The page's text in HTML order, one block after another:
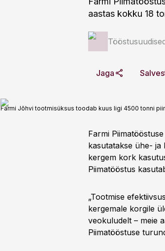
aastas kokku 18
Jaga
Farmi Jõhvi tootmisüksus toodab kuus ligi 4500 tonni
Farmi
kasutatakse ühe- ja
kergem kork
Piimatööstus
„Tootmise
kergemale korgile
veokuludelt – meie
Piimatööstuse